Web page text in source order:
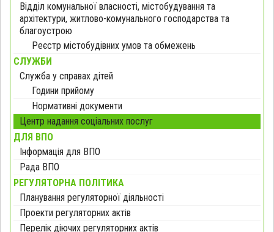
Відділ комунальної власності, містобудування та
архітектури, житлово-комунального господарства та
благоустрою
Реєстр містобудівних умов та обмежень
СЛУЖБИ
Служба у справах дітей
Години прийому
Нормативні документи
Центр надання соціальних послуг
ДЛЯ ВПО
Інформація для ВПО
Рада ВПО
РЕГУЛЯТОРНА ПОЛІТИКА
Планування регуляторної діяльності
Проекти регуляторних актів
Перелік діючих регуляторних актів